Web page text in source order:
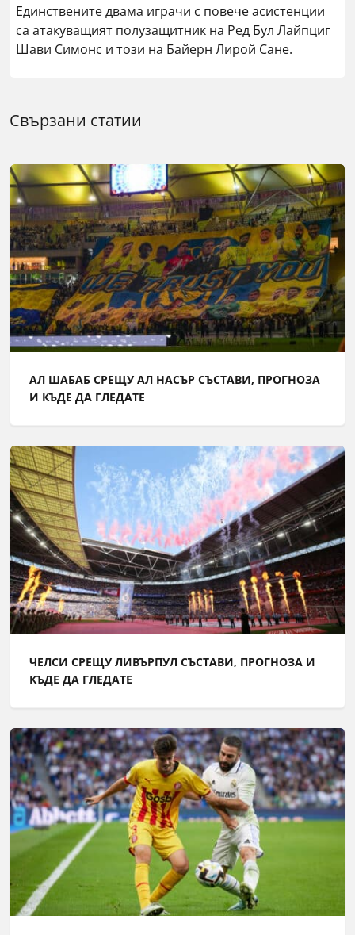
Единствените двама играчи с повече асистенции
са атакуващият полузащитник на Ред Бул Лайпциг
Шави Симонс и този на Байерн Лирой Сане.
Свързани статии
АЛ ШАБАБ СРЕЩУ АЛ НАСЪР СЪСТАВИ, ПРОГНОЗА
И КЪДЕ ДА ГЛЕДАТЕ
ЧЕЛСИ СРЕЩУ ЛИВЪРПУЛ СЪСТАВИ, ПРОГНОЗА И
КЪДЕ ДА ГЛЕДАТЕ